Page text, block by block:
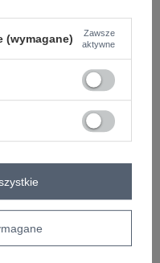
pytanie
(wymagane)
Zawsze
aktywne